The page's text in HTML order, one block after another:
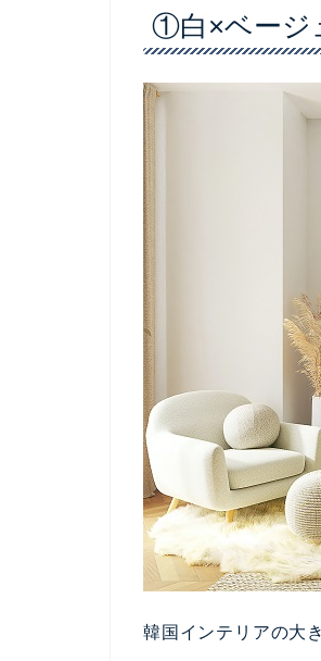
が日本でも大人気に
で
人気の「韓
分けてわか
インテリアのご参考
①白×ベージ